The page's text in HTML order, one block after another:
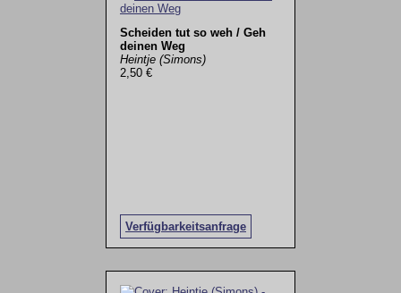
Scheiden tut so weh / Geh
deinen Weg
Heintje (Simons)
2,50 €
Verfügbarkeitsanfrage